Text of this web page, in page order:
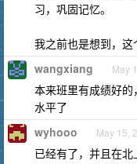
习，巩固记忆。
我之前也是想到，这
wangxiang May
本来班里有成绩好
水平了
wyhooo May 15,
已经有了，并且在北